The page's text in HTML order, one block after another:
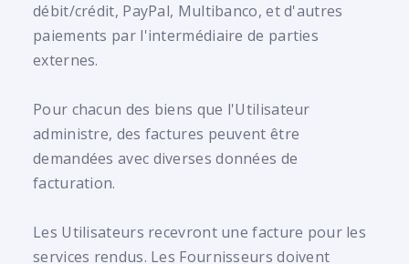
débit/crédit, PayPal, Multibanco, et d'autres
paiements par l'intermédiaire de parties
externes.
Pour chacun des biens que l'Utilisateur
administre, des factures peuvent être
demandées avec diverses données de
facturation.
Les Utilisateurs recevront une facture pour les
services rendus. Les Fournisseurs doivent